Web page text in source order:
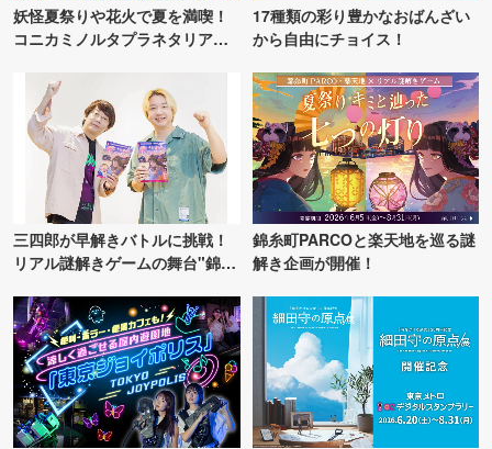
妖怪夏祭りや花火で夏を満喫！
コニカミノルタプラネタリア
17種類の彩り豊かなおばんざい
から自由にチョイス！
三四郎が早解きバトルに挑戦！
リアル謎解きゲームの舞台"錦糸
錦糸町PARCOと楽天地を巡る謎
解き企画が開催！